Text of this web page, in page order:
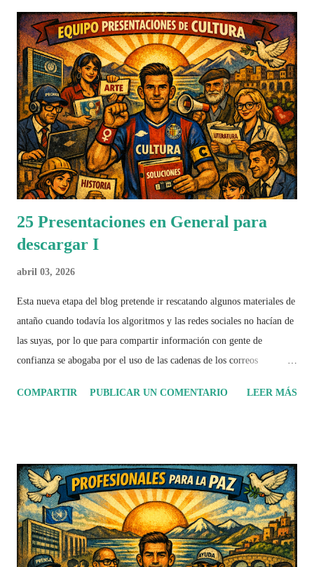
25 Presentaciones en General para
descargar I
abril 03, 2026
Esta nueva etapa del blog pretende ir rescatando algunos materiales de
antaño cuando todavía los algoritmos y las redes sociales no hacían de
las suyas, por lo que para compartir información con gente de
confianza se abogaba por el uso de las cadenas de los correos
COMPARTIR PUBLICAR UN COMENTARIO LEER MÁS